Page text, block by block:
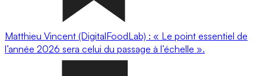
Matthieu Vincent (DigitalFoodLab) : « Le point essentiel de
l’année 2026 sera celui du passage à l’échelle ».